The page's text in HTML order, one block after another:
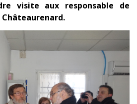
visite aux responsable de
Châteaurenard.